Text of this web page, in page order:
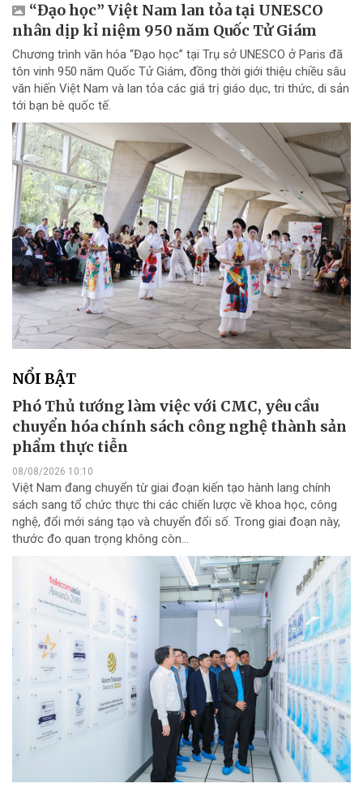
“Đạo học” Việt Nam lan tỏa tại UNESCO
nhân dịp kỉ niệm 950 năm Quốc Tử Giám
Chương trình văn hóa “Đạo học” tại Trụ sở UNESCO ở Paris đã
tôn vinh 950 năm Quốc Tử Giám, đồng thời giới thiệu chiều sâu
văn hiến Việt Nam và lan tỏa các giá trị giáo dục, tri thức, di sản
tới bạn bè quốc tế.
NỔI BẬT
Phó Thủ tướng làm việc với CMC, yêu cầu
chuyển hóa chính sách công nghệ thành sản
phẩm thực tiễn
08/08/2026 10:10
Việt Nam đang chuyển từ giai đoạn kiến tạo hành lang chính
sách sang tổ chức thực thi các chiến lược về khoa học, công
nghệ, đổi mới sáng tạo và chuyển đổi số. Trong giai đoạn này,
thước đo quan trọng không còn...